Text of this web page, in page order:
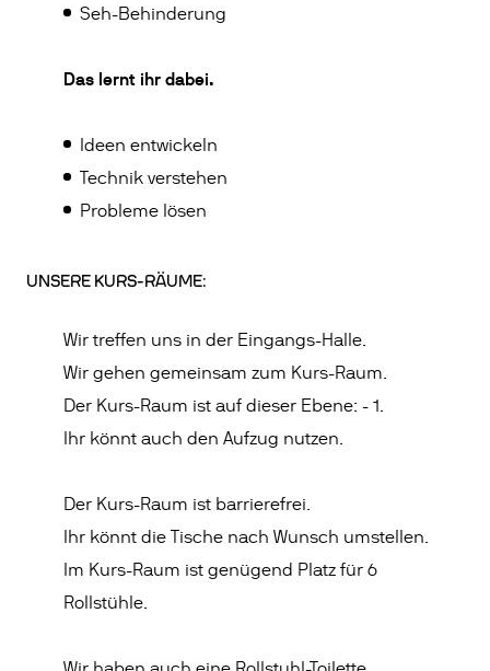
Seh-Behinderung
Das lernt ihr dabei.
Ideen entwickeln
Technik verstehen
Probleme lösen
UNSERE KURS-RÄUME:
Wir treffen uns in der Eingangs-Halle.
Wir gehen gemeinsam zum Kurs-Raum.
Der Kurs-Raum ist auf dieser Ebene: - 1.
Ihr könnt auch den Aufzug nutzen.
Der Kurs-Raum ist barrierefrei.
Ihr könnt die Tische nach Wunsch umstellen.
Im Kurs-Raum ist genügend Platz für 6
Rollstühle.